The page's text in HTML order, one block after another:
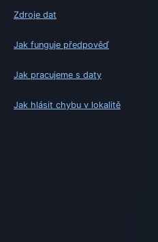
Zdroje dat
Jak funguje předpověď
Jak pracujeme s daty
Jak hlásit chybu v lokalitě